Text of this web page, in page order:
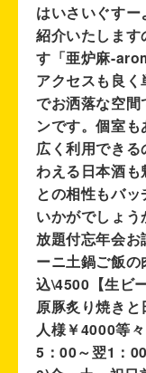
はいさいぐす
紹介いたします
す「亜炉麻-
アクセスも良
でお洒落な空
ンです。個室
広く利用でき
わえる日本酒
との相性もバ
いかがでしょ
放題付忘年会
ーニ土鍋ご飯
込\4500【生ビ
原豚炙り焼き
人様￥4000等
5：00～翌1：